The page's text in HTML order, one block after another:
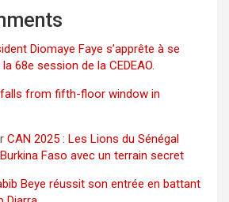
Diomaye Faye s’apprête à se
68e session de la CEDEAO.
from fifth-floor window in
CAN 2025 : Les Lions du Sénégal
Faso avec un terrain secret
Beye réussit son entrée en battant